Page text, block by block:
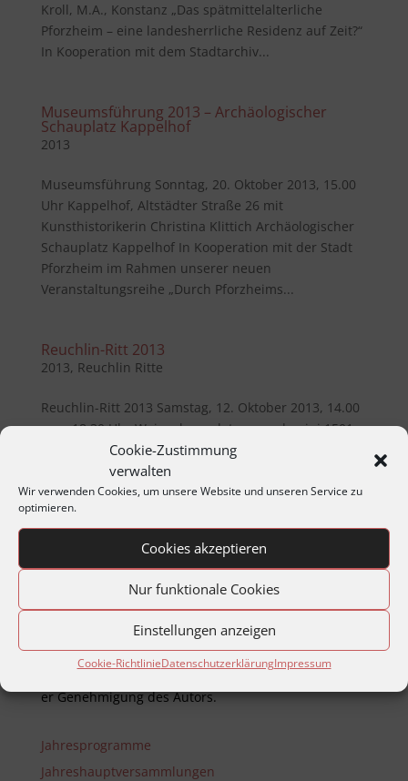
Cookie-Zustimmung
verwalten
Wir verwenden Cookies, um unsere Website und unseren Service zu
optimieren.
Cookies akzeptieren
Nur funktionale Cookies
Einstellungen anzeigen
Cookie-RichtlinieDatenschutzerklärungImpressum
Kroll, M.A., Konstanz „Das spätmittelalterliche
Pforzheim – eine landesherrliche Residenz auf Zeit?“
In Kooperation mit dem Stadtarchiv...
Museumsführung 2013 – Archäologischer
Schauplatz Kappelhof
2013
Museumsführung Sonntag, 20. Oktober 2013, 15.00
Uhr Kappelhof, Altstädter Straße 26 mit
Kunsthistorikerin Christina Klittich Archäologischer
Schauplatz Kappelhof In Kooperation mit der Stadt
Pforzheim im Rahmen unserer neuen
Veranstaltungsreihe „Durch Pforzheims...
Reuchlin-Ritt 2013
2013, Reuchlin Ritte
Reuchlin-Ritt 2013 Samstag, 12. Oktober 2013, 14.00
– ca. 18.30 Uhr Waisenhausplatz anno domini 1501
Lernen mit Johannes Reuchlin: Der Humanismus im
21. Jahrhundert und 512 Jahre Löbliche Singer. In
Zusammenarbeit mit Singer Hans Schweizer-Müller
und Herrn...
« Ältere Einträge
Alle Rechte vor­be­halt­en. Re­pro­duktionen,
Spei­cher­ungen in Daten­ver­arbeitungs­anlag­en oder
Netz­werken, Wieder­gabe auf elektro­nisch­en, foto­
mech­anisch­en oder ähnlich­en Wegen, Funk oder
Vor­trag – auch aus­zugs­weise – nur mit aus­drück­lich­
er Genehm­ig­ung des Autors.
Jahresprogramme
Jahreshauptversammlungen